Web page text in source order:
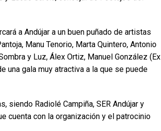
a Andújar a un buen puñado de artistas
Manu Tenorio, Marta Quintero, Antonio
y Luz, Álex Ortiz, Manuel González (Ex
una gala muy atractiva a la que se puede
siendo Radiolé Campiña, SER Andújar y
cuenta con la organización y el patrocinio